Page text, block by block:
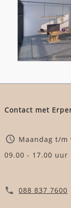
Contact met
Maandag t/m
09.00 - 17.00 uur
088 837 7600